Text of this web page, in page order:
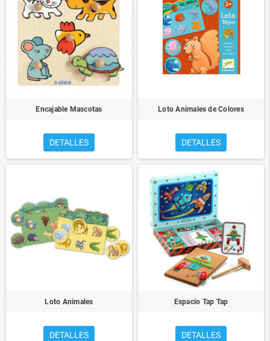
Encajable Mascotas
DETALLES
Loto Animales de Colores
DETALLES
Loto Animales
DETALLES
Espacio Tap Tap
DETALLES